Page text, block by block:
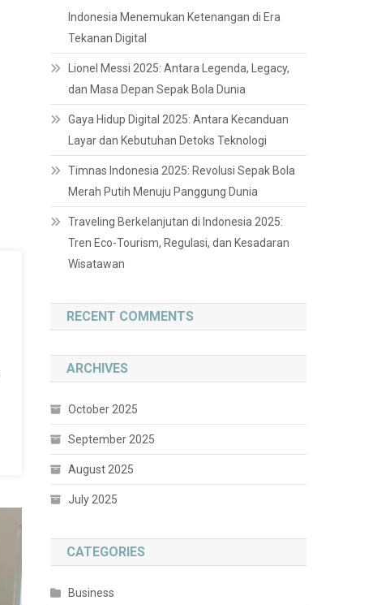
Indonesia Menemukan Ketenangan di Era
Tekanan Digital
Lionel Messi 2025: Antara Legenda, Legacy,
dan Masa Depan Sepak Bola Dunia
Gaya Hidup Digital 2025: Antara Kecanduan
Layar dan Kebutuhan Detoks Teknologi
Timnas Indonesia 2025: Revolusi Sepak Bola
Merah Putih Menuju Panggung Dunia
Traveling Berkelanjutan di Indonesia 2025:
Tren Eco-Tourism, Regulasi, dan Kesadaran
Wisatawan
RECENT COMMENTS
ARCHIVES
October 2025
September 2025
August 2025
July 2025
CATEGORIES
Business